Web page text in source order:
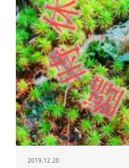
2019.12.20